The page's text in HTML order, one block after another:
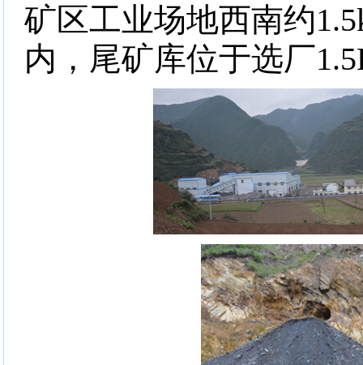
矿区工业场地西南约
内，尾矿库位于选厂